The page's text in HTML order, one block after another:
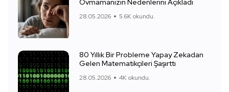
Ovmamanızın Nedenlerini Açıkladı
28.05.2026 5.6K okundu.
80 Yıllık Bir Probleme Yapay Zekadan
Gelen Matematikçileri Şaşırttı
28.05.2026 4K okundu.